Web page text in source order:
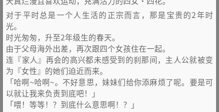
对于平时总是一个人生活的正宗而言，那是宝贵的2年时
光。
时光匆匆，升至2年级生的春天。
由于父母海外出差，再次跟四个女孩住在一起。
连『家人』再会的高兴都未感受到的刹那间，主人公就被变
为『女性』的她们迫近而来。
「哈啊~哈啊~。不好意思，妹妹们给你添麻烦了呢。要是可
以就让我来负责到底吧！」
「喂！等等！？到底什么意思啊！？」